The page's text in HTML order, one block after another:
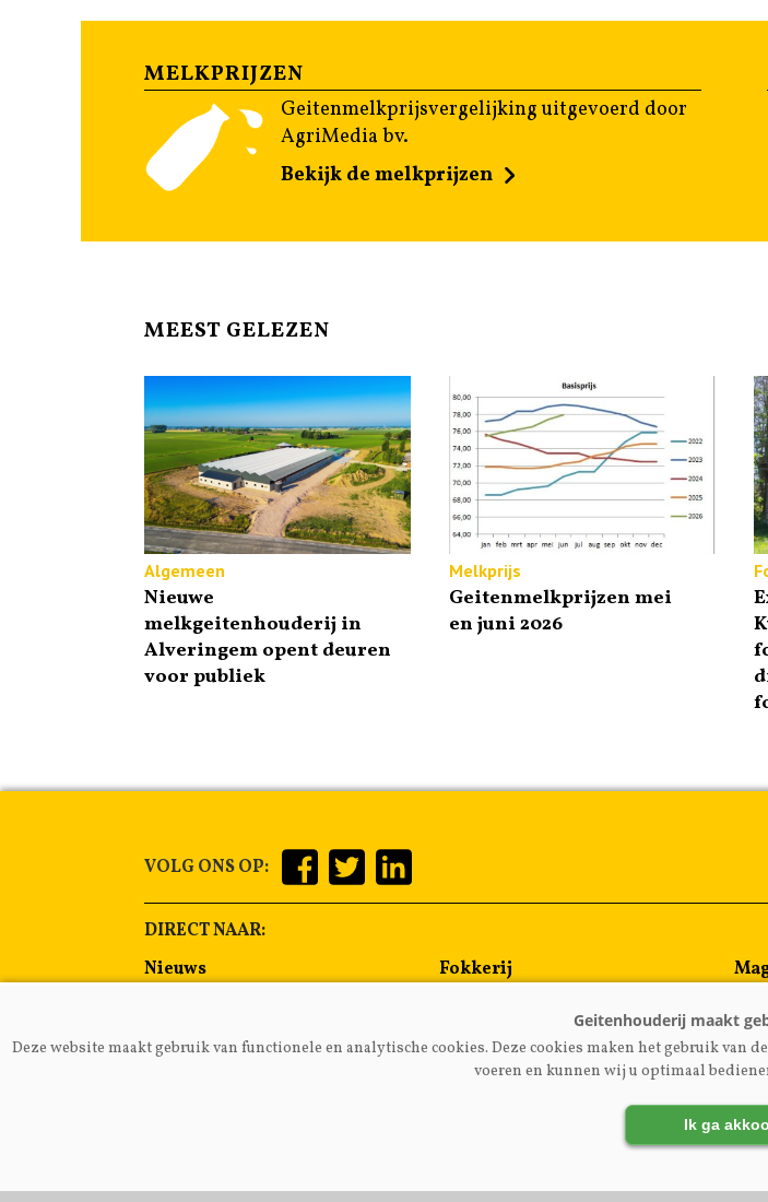
MELKPRIJZEN
Geitenmelkprijsvergelijking uitgevoerd door
AgriMedia bv.
Bekijk de melkprijzen
MEEST GELEZEN
Algemeen
Nieuwe
melkgeitenhouderij in
Alveringem opent deuren
voor publiek
Melkprijs
Geitenmelkprijzen mei
en juni 2026
VOLG ONS OP:
DIRECT NAAR:
Nieuws
Gezondheid
Fokkerij
Algemeen
Melkprijzen
Deze website maakt gebruik van functionele en analytische cookies. Deze cookies maken het gebruik
voeren en kunnen wij u optimaal
Ik ga